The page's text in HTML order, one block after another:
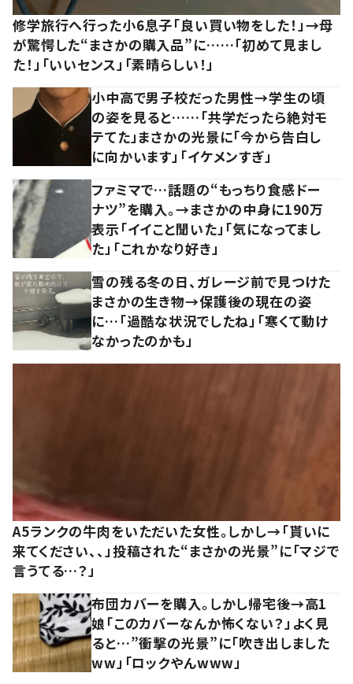
修学旅行へ行った小6息子「良い買い物をした！」→母
が驚愕した“まさかの購入品”に……「初めて見まし
た！」「いいセンス」「素晴らしい！」
小中高で男子校だった男性→学生の頃
の姿を見ると……「共学だったら絶対モ
テてた」まさかの光景に「今から告白し
に向かいます」「イケメンすぎ」
ファミマで…話題の“もっちり食感ドー
ナツ”を購入。→まさかの中身に190万
表示「イイこと聞いた」「気になってまし
た」「これかなり好き」
雪の残る冬の日、ガレージ前で見つけた
まさかの生き物→保護後の現在の姿
に…「過酷な状況でしたね」「寒くて動け
なかったのかも」
A5ランクの牛肉をいただいた女性。しかし→「貰いに
来てください、、」投稿された“まさかの光景”に「マジで
言うてる…？」
布団カバーを購入。しかし帰宅後→高1
娘「このカバーなんか怖くない？」よく見
ると…”衝撃の光景”に「吹き出しました
ww」「ロックやんwww」